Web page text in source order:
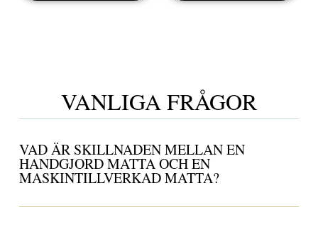
VANLIGA FRÅGOR
VAD ÄR SKILLNADEN MELLAN EN
HANDGJORD MATTA OCH EN
MASKINTILLVERKAD MATTA?